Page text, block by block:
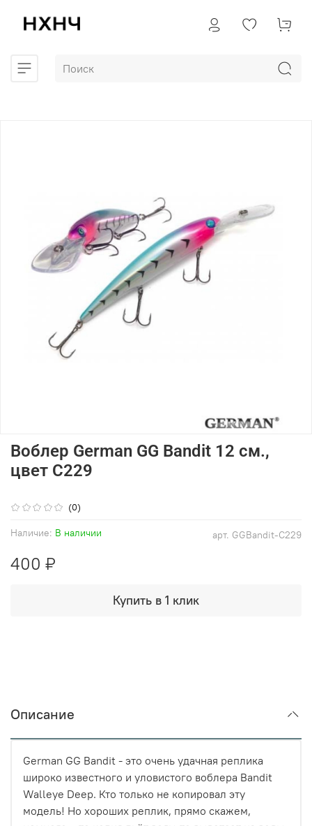
(0)
арт. GGBandit-C229
Наличие: В наличии
Воблер German GG Bandit 12 см.,
цвет C229
400 ₽
Купить в 1 клик
Описание
German GG Bandit - это очень удачная реплика
широко известного и уловистого воблера Bandit
Walleye Deep. Кто только не копировал эту
модель! Но хороших реплик, прямо скажем,